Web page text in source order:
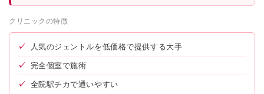
クリニックの特徴
✓ 人気のジェントルを低価格で提供する大手
✓ 完全個室で施術
✓ 全院駅チカで通いやすい